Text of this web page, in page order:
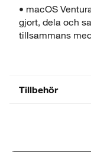
• macOS
gjort, dela och
tillsammans
Tillbehör